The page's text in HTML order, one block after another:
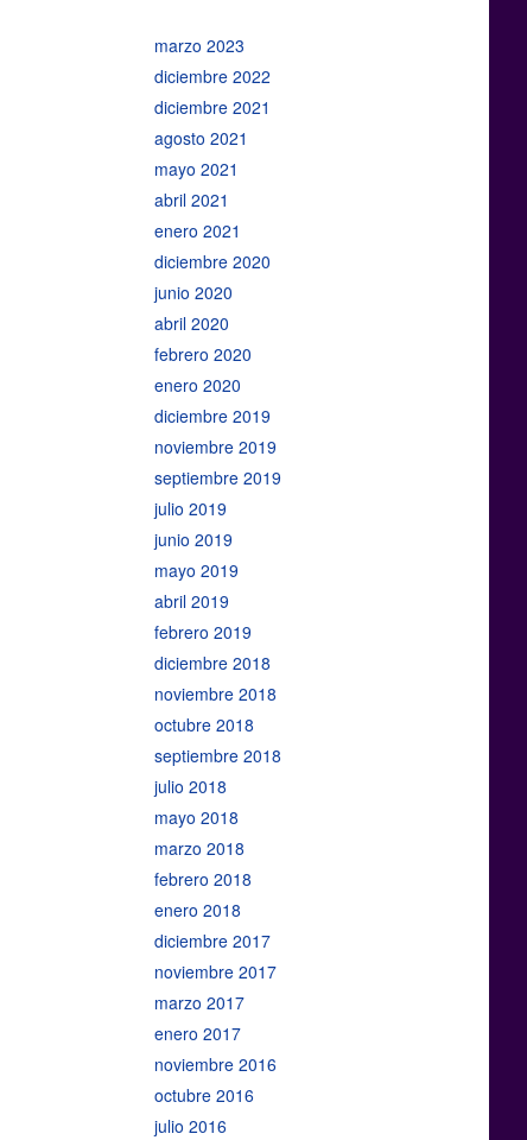
marzo 2023
diciembre 2022
diciembre 2021
agosto 2021
mayo 2021
abril 2021
enero 2021
diciembre 2020
junio 2020
abril 2020
febrero 2020
enero 2020
diciembre 2019
noviembre 2019
septiembre 2019
julio 2019
junio 2019
mayo 2019
abril 2019
febrero 2019
diciembre 2018
noviembre 2018
octubre 2018
septiembre 2018
julio 2018
mayo 2018
marzo 2018
febrero 2018
enero 2018
diciembre 2017
noviembre 2017
marzo 2017
enero 2017
noviembre 2016
octubre 2016
julio 2016